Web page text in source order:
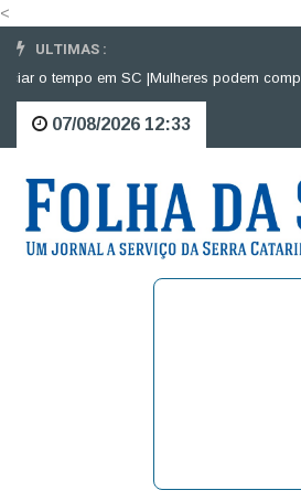
<
ULTIMAS :
o tempo em SC |Mulheres podem comprar
07/08/2026 12:33